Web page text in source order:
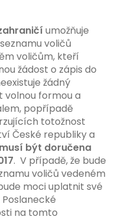
umožňuje
voličů
voličům, kteří
žádost o zápis do
žádný
volnou formou a
popřípadě
totožnost
České republiky a
být doručena
. V případě, že bude
voličů vedeném
moci uplatnit své
na tomto